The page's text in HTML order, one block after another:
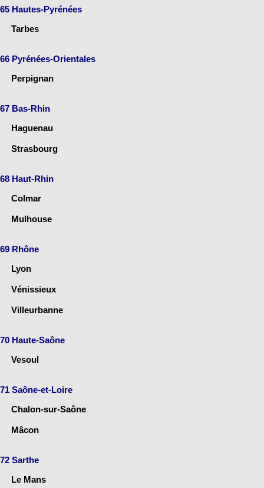
65 Hautes-Pyrénées
Tarbes
66 Pyrénées-Orientales
Perpignan
67 Bas-Rhin
Haguenau
Strasbourg
68 Haut-Rhin
Colmar
Mulhouse
69 Rhône
Lyon
Vénissieux
Villeurbanne
70 Haute-Saône
Vesoul
71 Saône-et-Loire
Chalon-sur-Saône
Mâcon
72 Sarthe
Le Mans